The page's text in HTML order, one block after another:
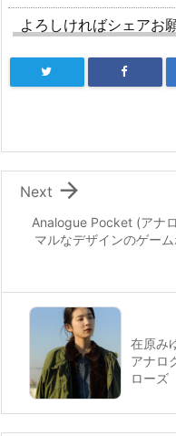
よろしければシェアお
Analogue Pocket (アナ
マルなデザインのゲー

Next
在原み
アナロ
ローズ